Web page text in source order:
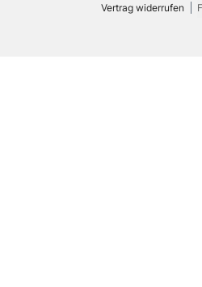
Vertrag widerrufen